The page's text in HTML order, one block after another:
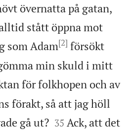
övernatta på gatan,
stått öppna mot
som Adam[2] försökt
min skuld i mitt
för folkhopen och av
förakt, så att jag höll
gå ut?
35 Ack, att det